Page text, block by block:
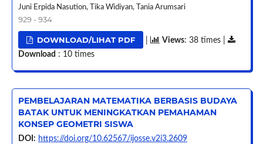
Juni Erpida Nasution, Tika Widiyan, Tania Arumsari
929 - 934
DOWNLOAD/LIHAT PDF Views: 38 times |
Download : 10 times
PEMBELAJARAN MATEMATIKA BERBASIS BUDAYA
BATAK UNTUK MENINGKATKAN PEMAHAMAN
KONSEP GEOMETRI SISWA
DOI: https://doi.org/10.62567/ijosse.v2i3.2609